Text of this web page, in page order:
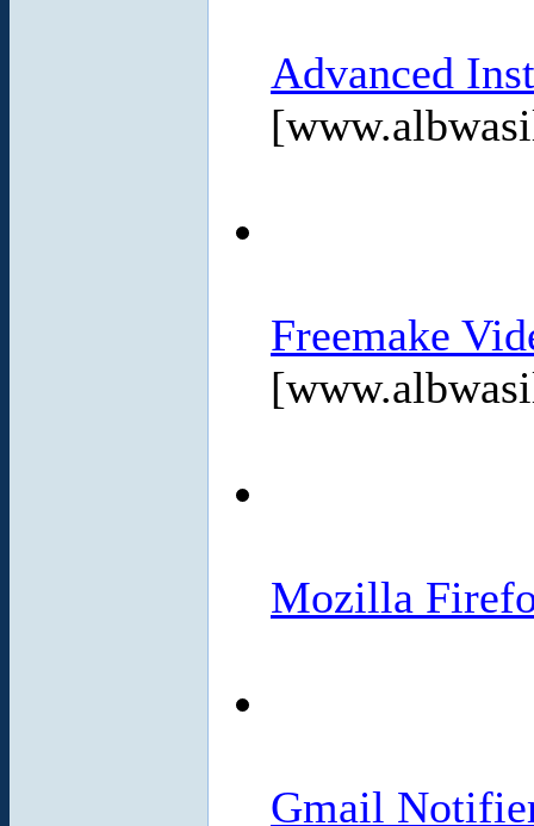
Advanced
Freemake
Mozilla
Gmail